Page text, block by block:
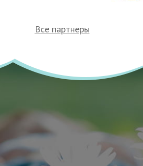
Все партнеры